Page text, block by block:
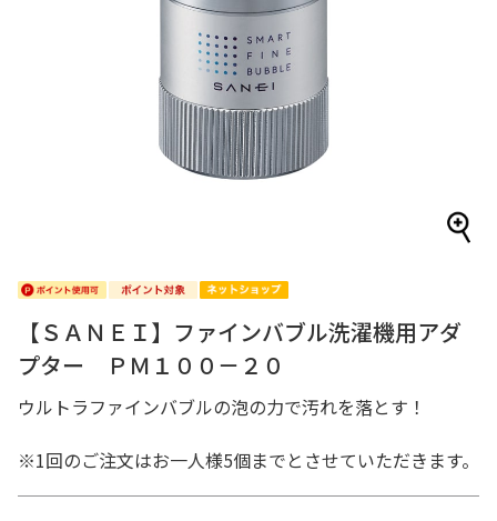
【ＳＡＮＥＩ】ファインバブル洗濯機用アダ
プター ＰＭ１００－２０
ウルトラファインバブルの泡の力で汚れを落とす！
※1回のご注文はお一人様5個までとさせていただきます。